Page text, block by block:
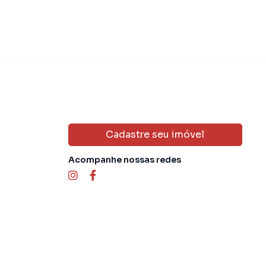
Cadastre seu imóvel
Acompanhe nossas redes